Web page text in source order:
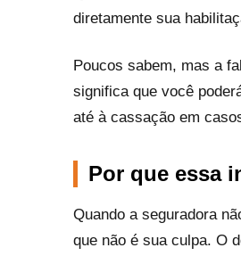
diretamente sua
Poucos sabem, mas a
significa que você
até à cassação em
Por que essa
Quando a seguradora
que não é sua culpa. O